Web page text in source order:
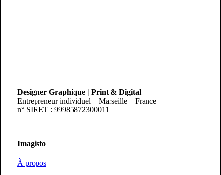
Designer Graphique | Print & Digital
Entrepreneur individuel – Marseille – France
n° SIRET : 99985872300011
Imagisto
À propos